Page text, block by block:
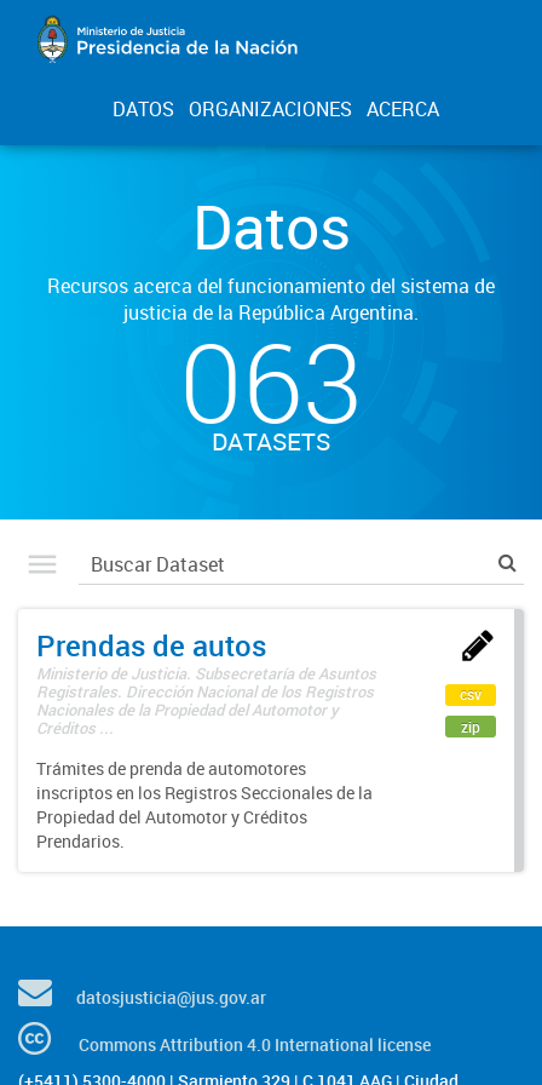
DATOS ORGANIZACIONES ACERCA
Datos
Recursos acerca del funcionamiento del sistema de
justicia de la República Argentina.
063
DATASETS
Prendas de autos
Ministerio de Justicia. Subsecretaría de Asuntos
Registrales. Dirección Nacional de los Registros
Nacionales de la Propiedad del Automotor y
Créditos ...
Trámites de prenda de automotores
inscriptos en los Registros Seccionales de la
Propiedad del Automotor y Créditos
Prendarios.
csv
zip
datosjusticia@jus.gov.ar
Commons Attribution 4.0 International license